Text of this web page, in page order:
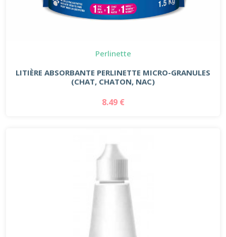
Perlinette
LITIÈRE ABSORBANTE PERLINETTE MICRO-GRANULES
(CHAT, CHATON, NAC)
8.49 €